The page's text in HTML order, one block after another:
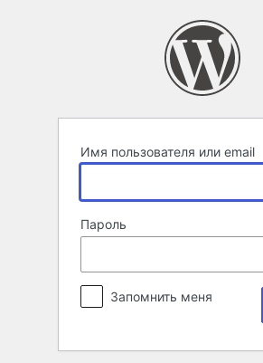
Имя пользователя или email
Пароль
Запомнить меня